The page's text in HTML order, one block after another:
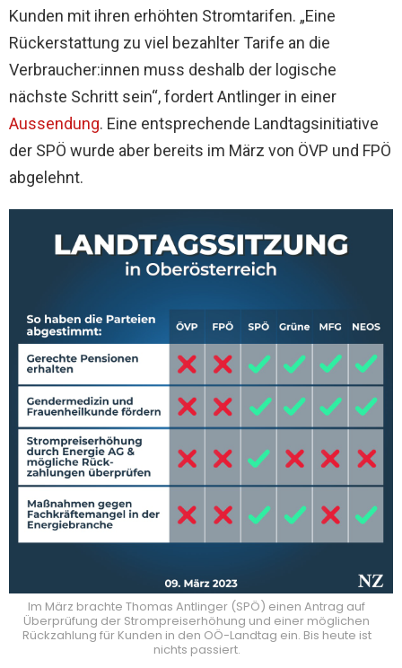
Kunden mit ihren erhöhten Stromtarifen. „Eine
Rückerstattung zu viel bezahlter Tarife an die
Verbraucher:innen muss deshalb der logische
nächste Schritt sein“, fordert Antlinger in einer
Aussendung. Eine entsprechende Landtagsinitiative
der SPÖ wurde aber bereits im März von ÖVP und FPÖ
abgelehnt.
Im März brachte Thomas Antlinger (SPÖ) einen Antrag auf
Überprüfung der Strompreiserhöhung und einer möglichen
Rückzahlung für Kunden in den OÖ-Landtag ein. Bis heute ist
nichts passiert.